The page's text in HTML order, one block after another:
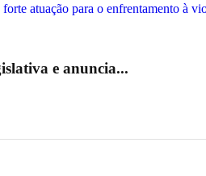
e anuncia...